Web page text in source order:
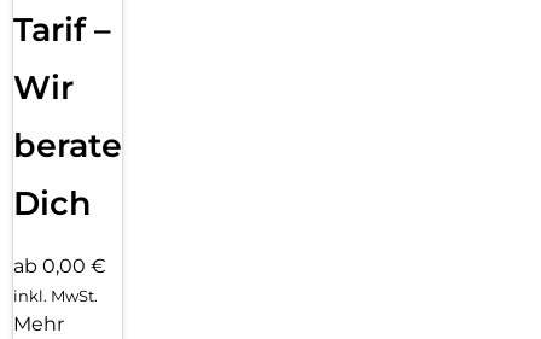
Tarif –
Wir
beraten
Dich
ab 0,00 €
inkl. MwSt.
Mehr